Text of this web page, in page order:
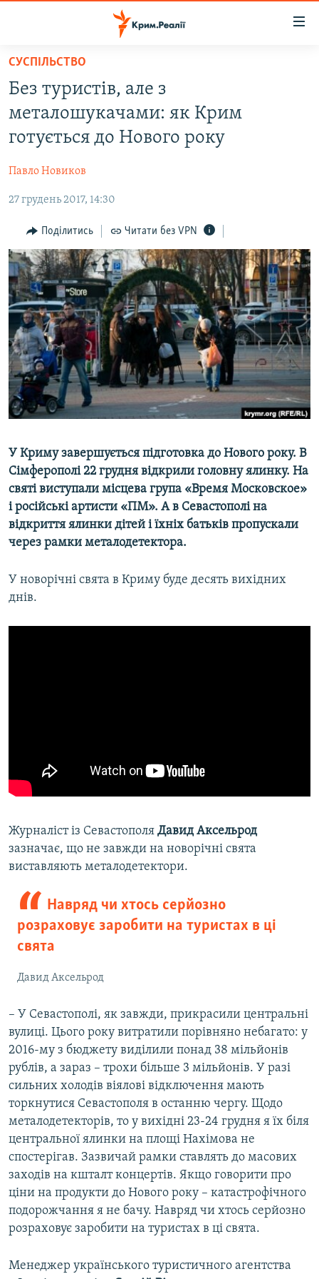
Перейти
основного
матеріалу
до
основної
Перейти
пошуку
ВОДА.КРИМ
ВІДЕО ТА ФОТО
БЛОГИ
ПОГЛЯД
ІНТЕРВ'Ю
ВСЕ ЗА ДЕНЬ
СПЕЦПРОЕКТИ
ДЕПОРТАЦІЯ
ВІДЕОУРОКИ «ELIFBE»
СВІДЧЕННЯ ОКУПАЦІЇ
УКРАЇНСЬКА ПРОБЛЕМА КРИМУ
ІНФОГРАФІКА
ЯК ОБІЙТИ БЛОКУВАННЯ
Русский
Qırımtatar
ДОЛУЧАЙСЯ!
Усі сайти RFE/RL
СУСПІЛЬСТВО
Без туристів, але з
металошукачами: як Крим
готується до Нового року
Павло Новиков
27 грудень 2017, 14:30
Поділитись Читати без VPN
У Криму завершується підготовка до Нового року. В
Сімферополі 22 грудня відкрили головну ялинку. На
святі виступали місцева група «Время Московское»
і російські артисти «ПМ». А в Севастополі на
відкриття ялинки дітей і їхніх батьків пропускали
через рамки металодетектора.
У новорічні свята в Криму буде десять вихідних
днів.
Журналіст із Севастополя Давид Аксельрод
зазначає, що не завжди на новорічні свята
виставляють металодетектори.
Навряд чи хтось серйозно
розраховує заробити на туристах в ці
свята
Давид Аксельрод
– У Севастополі, як завжди, прикрасили центральні
вулиці. Цього року витратили порівняно небагато: у
2016-му з бюджету виділили понад 38 мільйонів
рублів, а зараз – трохи більше 3 мільйонів. У разі
сильних холодів віялові відключення мають
торкнутися Севастополя в останню чергу. Щодо
металодетекторів, то у вихідні 23-24 грудня я їх біля
центральної ялинки на площі Нахімова не
спостерігав. Зазвичай рамки ставлять до масових
заходів на кшталт концертів. Якщо говорити про
ціни на продукти до Нового року – катастрофічного
подорожчання я не бачу. Навряд чи хтось серйозно
розраховує заробити на туристах в ці свята.
Менеджер українського туристичного агентства